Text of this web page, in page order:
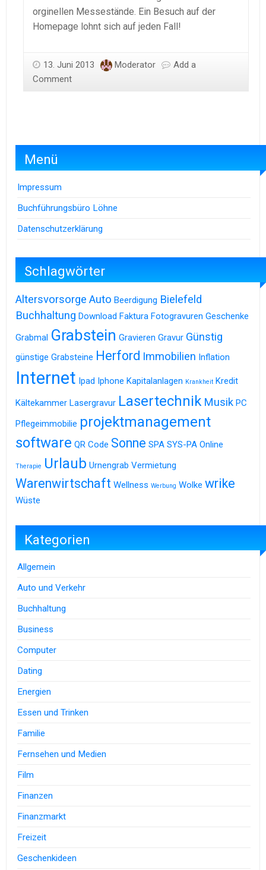
orginellen Messestände. Ein Besuch auf der
Homepage lohnt sich auf jeden Fall!
13. Juni 2013 Moderator
Add a
Comment
Menü
Impressum
Buchführungsbüro Löhne
Datenschutzerklärung
Schlagwörter
Altersvorsorge Auto Beerdigung Bielefeld
Buchhaltung Download Faktura Fotogravuren Geschenke
Grabmal Grabstein Gravieren Gravur Günstig
günstige Grabsteine Herford Immobilien Inflation
Internet Ipad Iphone Kapitalanlagen Krankheit Kredit
Kältekammer Lasergravur Lasertechnik Musik PC
Pflegeimmobilie projektmanagement
software QR Code Sonne SPA SYS-PA Online
Therapie Urlaub Urnengrab Vermietung
Warenwirtschaft Wellness Werbung Wolke wrike
Wüste
Kategorien
Allgemein
Auto und Verkehr
Buchhaltung
Business
Computer
Dating
Energien
Essen und Trinken
Familie
Fernsehen und Medien
Film
Finanzen
Finanzmarkt
Freizeit
Geschenkideen